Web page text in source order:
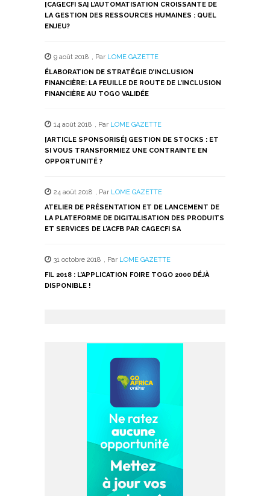
[CAGECFI SA] L’AUTOMATISATION CROISSANTE DE
LA GESTION DES RESSOURCES HUMAINES : QUEL
ENJEU?
9 août 2018 , Par LOME GAZETTE
ÉLABORATION DE STRATÉGIE D’INCLUSION
FINANCIÈRE: LA FEUILLE DE ROUTE DE L’INCLUSION
FINANCIÈRE AU TOGO VALIDÉE
14 août 2018 , Par LOME GAZETTE
[ARTICLE SPONSORISÉ] GESTION DE STOCKS : ET
SI VOUS TRANSFORMIEZ UNE CONTRAINTE EN
OPPORTUNITÉ ?
24 août 2018 , Par LOME GAZETTE
ATELIER DE PRÉSENTATION ET DE LANCEMENT DE
LA PLATEFORME DE DIGITALISATION DES PRODUITS
ET SERVICES DE L’ACFB PAR CAGECFI SA
31 octobre 2018 , Par LOME GAZETTE
FIL 2018 : L’APPLICATION FOIRE TOGO 2000 DÉJÀ
DISPONIBLE !